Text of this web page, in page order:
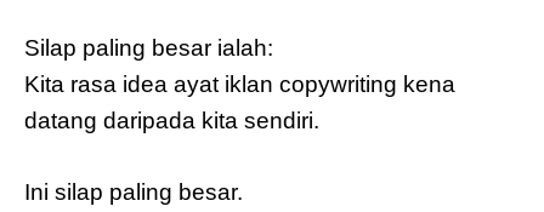
Silap paling besar ialah:
Kita rasa idea ayat iklan copywriting kena
datang daripada kita sendiri.
Ini silap paling besar.